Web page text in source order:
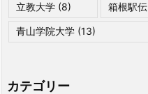
立教大学 (8) 箱根駅伝
青山学院大学 (13)
カテゴリー